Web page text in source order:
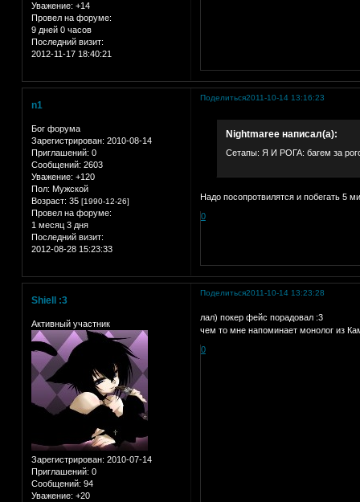
Уважение: +14
Провел на форуме:
9 дней 0 часов
Последний визит:
2012-11-17 18:40:21
Поделиться2011-10-14 13:16:23
n1
Бог форума
Зарегистрирован: 2010-08-14
Приглашений: 0
Сообщений: 2603
Уважение: +120
Пол: Мужской
Возраст: 35 [1990-12-26]
Провел на форуме:
1 месяц 3 дня
Последний визит:
2012-08-28 15:23:33
Nightmaree написал(а):
Сетапы: Я И РОГА: багем за
Надо посопротвилятся и побегать 5
0
Поделиться2011-10-14 13:23:28
Shiell :3
Активный участник
Зарегистрирован: 2010-07-14
Приглашений: 0
Сообщений: 94
Уважение: +20
лал) покер фейс порадовал :3
чем то мне напоминает монолог из
0